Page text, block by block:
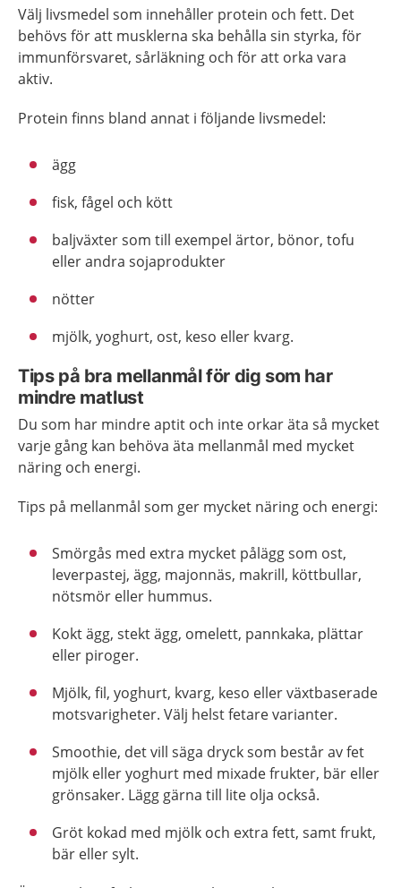
Välj livsmedel som innehåller protein och fett. Det
behövs för att musklerna ska behålla sin styrka, för
immunförsvaret, sårläkning och för att orka vara
aktiv.
Protein finns bland annat i följande livsmedel:
ägg
fisk, fågel och kött
baljväxter som till exempel ärtor, bönor, tofu
eller andra sojaprodukter
nötter
mjölk, yoghurt, ost, keso eller kvarg.
Tips på bra mellanmål för dig som har
mindre matlust
Du som har mindre aptit och inte orkar äta så mycket
varje gång kan behöva äta mellanmål med mycket
näring och energi.
Tips på mellanmål som ger mycket näring och energi:
Smörgås med extra mycket pålägg som ost,
leverpastej, ägg, majonnäs, makrill, köttbullar,
nötsmör eller hummus.
Kokt ägg, stekt ägg, omelett, pannkaka, plättar
eller piroger.
Mjölk, fil, yoghurt, kvarg, keso eller växtbaserade
motsvarigheter. Välj helst fetare varianter.
Smoothie, det vill säga dryck som består av fet
mjölk eller yoghurt med mixade frukter, bär eller
grönsaker. Lägg gärna till lite olja också.
Gröt kokad med mjölk och extra fett, samt frukt,
bär eller sylt.